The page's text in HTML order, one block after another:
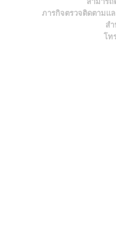
ภารกิจตรวจติดตามแ
ส
โท